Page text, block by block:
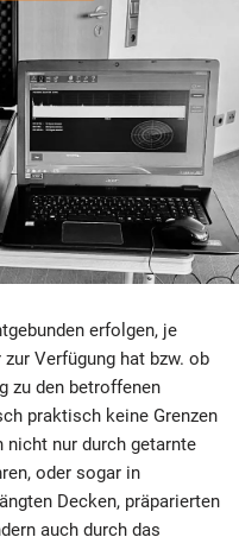
erfolgen, je
Verfügung hat bzw. ob
zu den betroffenen
praktisch keine Grenzen
nicht nur durch getarnte
oder sogar in
Decken, präparierten
auch durch das